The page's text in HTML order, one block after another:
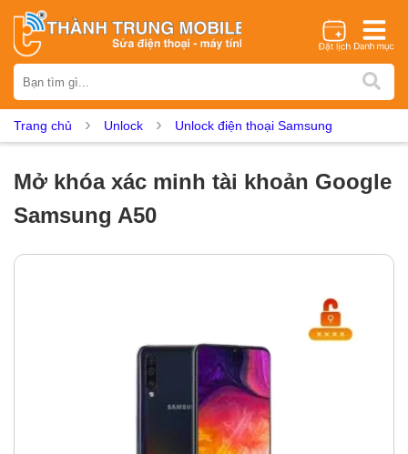
iPhone Samsung Oppo Xiaomi Realme Vivo
Nokia Google Pixel OnePlus
Thay màn hình
Thay loa Thay kính lưng Thay vỏ Thay chân sạc
Màn hình iPhone Màn hình Samsung
Màn hình Xiaomi Màn hình Realme
Màn hình Vsmart Màn hình Google Pixel
Trang chủ Unlock Unlock điện thoại Samsung
Mở khóa xác minh tài khoản Google
Samsung A50